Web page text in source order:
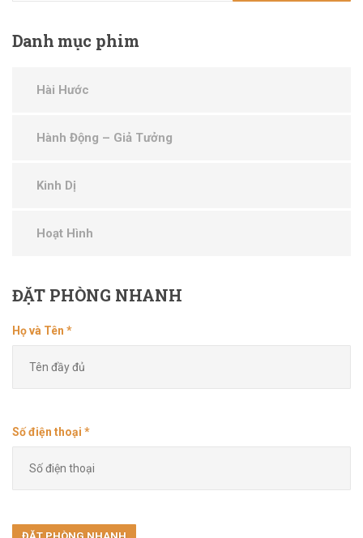
Danhmục phim
Hài Hước
Hành Động – Giả Tưởng
Kinh Dị
Hoạt Hình
ĐẶTPHÒNG NHANH
Họ và Tên *
Số điện thoại *